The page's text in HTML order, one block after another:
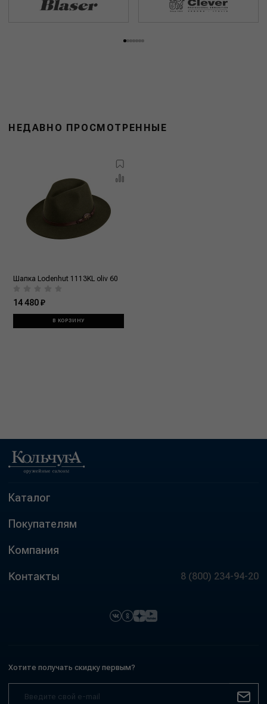
НЕДАВНО ПРОСМОТРЕННЫЕ
Шапка Lodenhut 1113KL oliv 60
14 480 ₽
В КОРЗИНУ
Каталог
Покупателям
Компания
Контакты 8 (800) 234-94-20
Хотите получать скидку первым?